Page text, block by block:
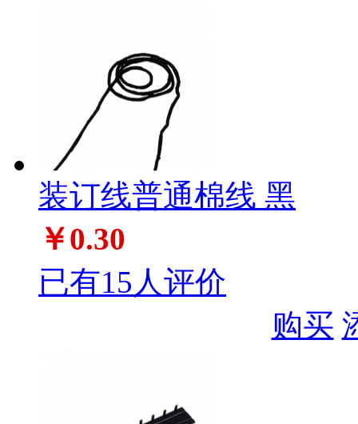
装订线普通棉线 黑
￥0.30
已有15人评价
购买